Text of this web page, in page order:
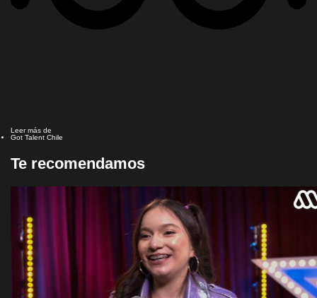
Leer más de
Got Talent Chile
Te recomendamos